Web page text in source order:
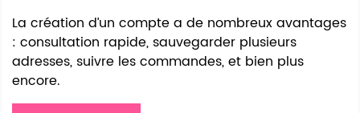
La création d’un compte a de nombreux avantages
: consultation rapide, sauvegarder plusieurs
adresses, suivre les commandes, et bien plus
encore.